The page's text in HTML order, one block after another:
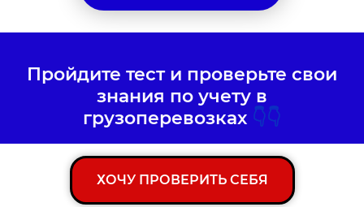
Пройдите тест и проверьте свои
знания по учету в
грузоперевозках 👇👇
ХОЧУ ПРОВЕРИТЬ СЕБЯ